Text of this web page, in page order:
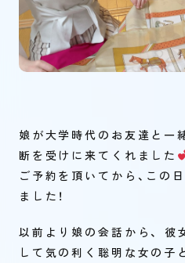
娘が大学時代のお友達と一
断を受けに来てくれました
ご予約を頂いてから、この
ました！
以前より娘の会話から、 彼
して気の利く聡明な女の子